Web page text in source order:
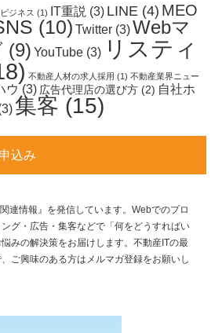
ジネス (1) IT重説 (3) LINE (4) MEO
(10) Twitter (3)Webマ
(9) YouTube (3) リスティ
不動産人材の求人採用 (1) 不動産業界ニュー
ウ(3) 広告代理店の選び方 (2) 自社ホ
集客 (15)
込み
連情報』を発信しています。Webでのプロ
グ・広告・集客などで「何をどうすればい
みの解決策をお届けします。不動産ITの最
ご興味のある方はメルマガ登録をお願いし